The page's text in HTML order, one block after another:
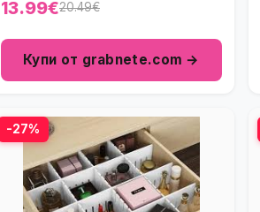
13.99€20.49€
Купи от grabnete.com →
-27%